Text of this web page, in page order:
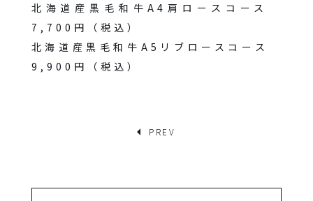
北海道産黒毛和牛A4肩ロースコース
7,700円（税込）
北海道産黒毛和牛A5リブロースコース
9,900円（税込）
PREV